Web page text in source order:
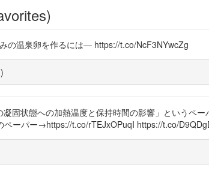
の温泉卵を作るには― https://t.co/NcF3NYwcZg
)
固状態への加熱温度と保持時間の影響」というペ
ペーパー→https://t.co/rTEJxOPuqI https://t.co/